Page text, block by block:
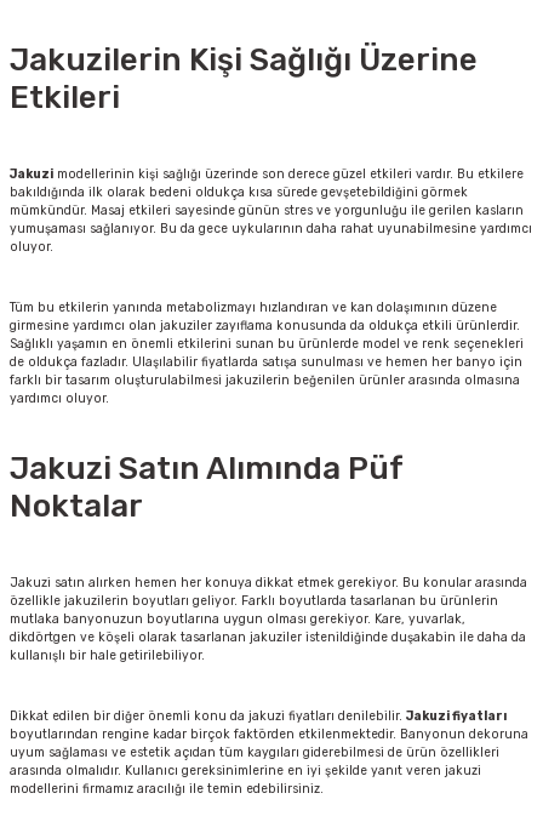
Jakuzilerin Kişi Sağlığı Üzerine
Etkileri
Jakuzi modellerinin kişi sağlığı üzerinde son derece güzel etkileri vardır. Bu etkilere
bakıldığında ilk olarak bedeni oldukça kısa sürede gevşetebildiğini görmek
mümkündür. Masaj etkileri sayesinde günün stres ve yorgunluğu ile gerilen kasların
yumuşaması sağlanıyor. Bu da gece uykularının daha rahat uyunabilmesine yardımcı
oluyor.
Tüm bu etkilerin yanında metabolizmayı hızlandıran ve kan dolaşımının düzene
girmesine yardımcı olan jakuziler zayıflama konusunda da oldukça etkili ürünlerdir.
Sağlıklı yaşamın en önemli etkilerini sunan bu ürünlerde model ve renk seçenekleri
de oldukça fazladır. Ulaşılabilir fiyatlarda satışa sunulması ve hemen her banyo için
farklı bir tasarım oluşturulabilmesi jakuzilerin beğenilen ürünler arasında olmasına
yardımcı oluyor.
Jakuzi Satın Alımında Püf
Noktalar
Jakuzi satın alırken hemen her konuya dikkat etmek gerekiyor. Bu konular arasında
özellikle jakuzilerin boyutları geliyor. Farklı boyutlarda tasarlanan bu ürünlerin
mutlaka banyonuzun boyutlarına uygun olması gerekiyor. Kare, yuvarlak,
dikdörtgen ve köşeli olarak tasarlanan jakuziler istenildiğinde duşakabin ile daha da
kullanışlı bir hale getirilebiliyor.
Dikkat edilen bir diğer önemli konu da jakuzi fiyatları denilebilir. Jakuzi fiyatları
boyutlarından rengine kadar birçok faktörden etkilenmektedir. Banyonun dekoruna
uyum sağlaması ve estetik açıdan tüm kaygıları giderebilmesi de ürün özellikleri
arasında olmalıdır. Kullanıcı gereksinimlerine en iyi şekilde yanıt veren jakuzi
modellerini firmamız aracılığı ile temin edebilirsiniz.